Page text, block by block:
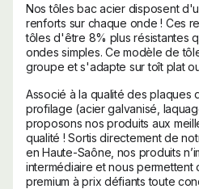
Nos tôles bac acier disposent
renforts sur chaque onde ! Ces
tôles d'être 8% plus résistantes
ondes simples. Ce modèle de
groupe et s'adapte sur toît plat
Associé à la qualité des plaques
profilage (acier galvanisé,
proposons nos produits aux
qualité ! Sortis directement de
en Haute-Saône, nos produits
intermédiaire et nous
premium à prix défiants toute